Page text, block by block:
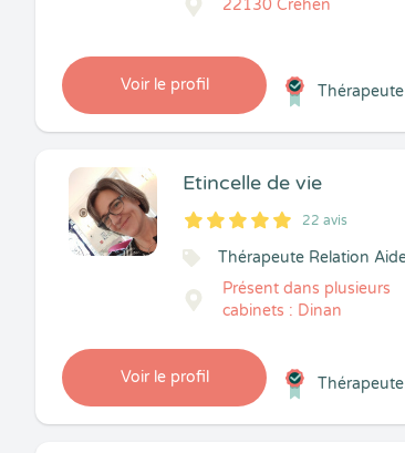
22130 Créhen
Voir le profil
Etincelle de vie
5
1
5
22 22 avis
Thérapeute Relation
Présent dans plusieurs
cabinets : Dinan
Voir le profil